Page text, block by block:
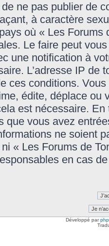
ne pas publier de
à caractère
où « Les
Le faire peut
une notification à
L’adresse IP de
ces conditions.
édite, déplace ou
est nécessaire.
que vous avez
ne soient
« Les Forums de
en cas
Développé par